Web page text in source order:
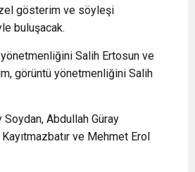
gösterim ve söyleşi
buluşacak.
Salih Ertosun ve
görüntü yönetmenliğini Salih
Abdullah Güray
ve Mehmet Erol